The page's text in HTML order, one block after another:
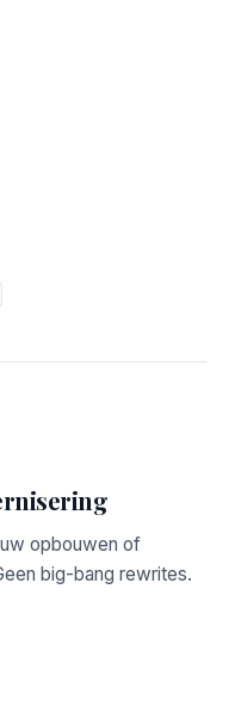
opbouwen of
big-bang rewrites.